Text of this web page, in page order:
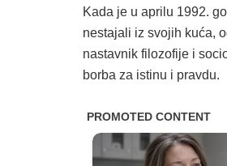
Kada je u aprilu 1992.
nestajali iz svojih kuća,
nastavnik filozofije i
borba za istinu i pravdu.